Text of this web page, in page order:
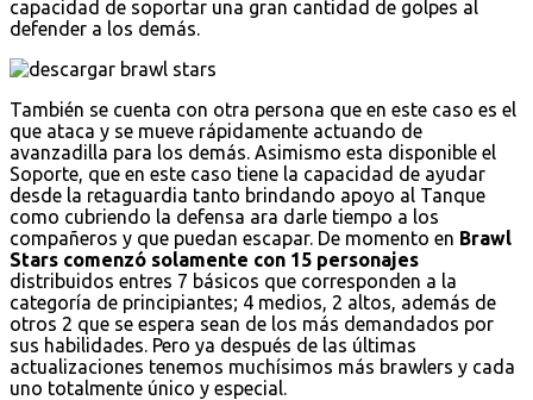
capacidad de soportar una gran cantidad de golpes al
defender a los demás.
También se cuenta con otra persona que en este caso es el
que ataca y se mueve rápidamente actuando de
avanzadilla para los demás. Asimismo esta disponible el
Soporte, que en este caso tiene la capacidad de ayudar
desde la retaguardia tanto brindando apoyo al Tanque
como cubriendo la defensa ara darle tiempo a los
compañeros y que puedan escapar. De momento en Brawl
Stars comenzó solamente con 15 personajes
distribuidos entres 7 básicos que corresponden a la
categoría de principiantes; 4 medios, 2 altos, además de
otros 2 que se espera sean de los más demandados por
sus habilidades. Pero ya después de las últimas
actualizaciones tenemos muchísimos más brawlers y cada
uno totalmente único y especial.